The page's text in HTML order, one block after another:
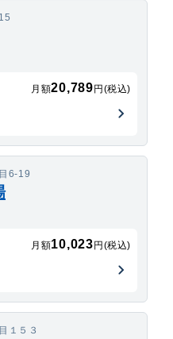
月額20,789 円(税込)
6-19
月額10,023 円(税込)
１５３